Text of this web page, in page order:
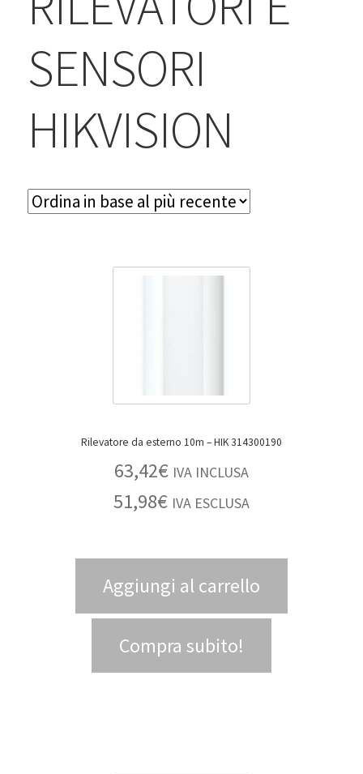
BLOG
Accedi/Registrati
SENSORI
HIKVISION
Rilevatore da esterno 10m – HIK 314300190
63,42€ IVA INCLUSA
51,98€ IVA ESCLUSA
Aggiungi al carrello
Compra subito!